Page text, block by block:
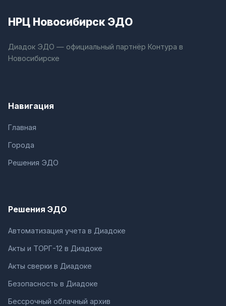
НРЦ Новосибирск ЭДО
Диадок ЭДО — официальный партнёр Контура в
Новосибирске
Навигация
Главная
Города
Решения ЭДО
Решения ЭДО
Автоматизация учета в Диадоке
Акты и ТОРГ-12 в Диадоке
Акты сверки в Диадоке
Безопасность в Диадоке
Бессрочный облачный архив